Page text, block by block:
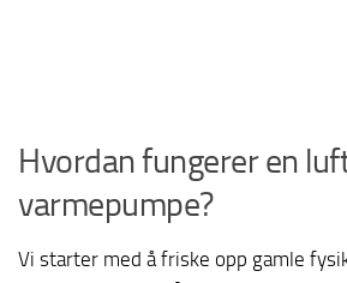
Hvordan fungerer en
varmepumpe?
Vi starter med å friske opp gamle